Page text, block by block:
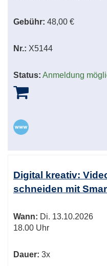
Gebühr: 48,00 €
Nr.: X5144
Status: Anmeldung
Digital kreativ:
schneiden mit
Wann: Di. 13.10.2026
18.00 Uhr
Dauer: 3x